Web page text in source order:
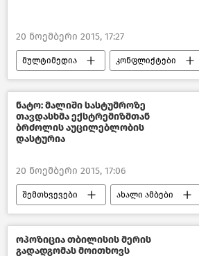
20 ნოემბერი 2015, 17:27
მულტიმედია კონფლიქტები
ვიდეო ახალი ამბები
მსოფლიოს ახალი ამბები
ნატო: მალიში სასტუმროზე
თავდასხმა ექსტრემიზმთან
ბრძოლის აუცილებლობის
დასტურია
20 ნოემბერი 2015, 17:06
შემთხვევები ახალი ამბები
მსოფლიოს ახალი ამბები
ოპოზიცია თბილისის მერის
გადადგომას მოითხოვს